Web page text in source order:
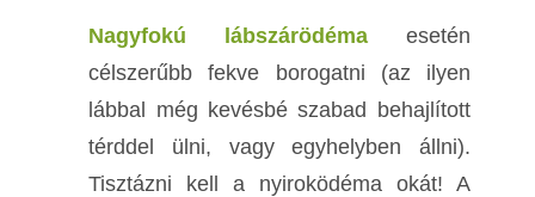
Nagyfokú lábszárödéma esetén
célszerűbb fekve borogatni (az ilyen
lábbal még kevésbé szabad behajlított
térddel ülni, vagy egyhelyben állni).
Tisztázni kell a nyiroködéma okát! A